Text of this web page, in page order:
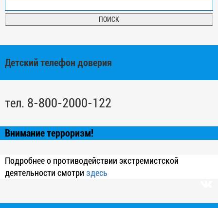
Детский телефон доверия
тел. 8-800-2000-122
Внимание терроризм!
Подробнее о противодействии экстремистской
деятельности смотри здесь